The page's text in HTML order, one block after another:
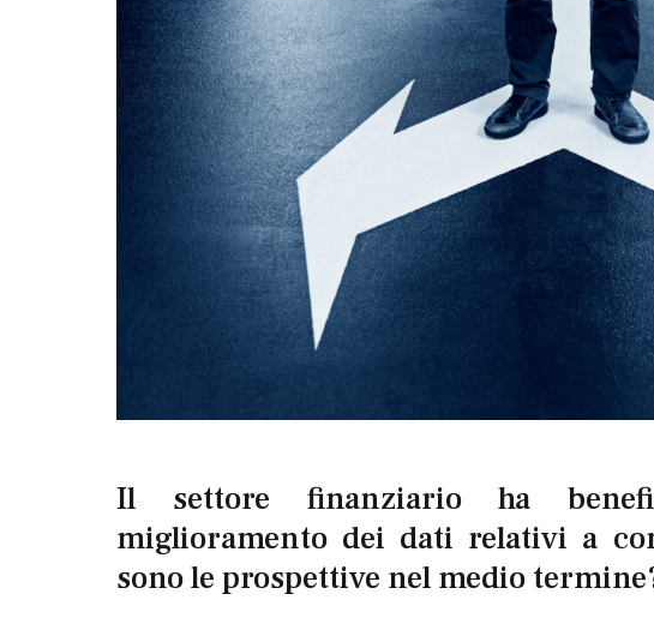
Il settore finanziario ha
miglioramento dei dati relativi a
sono le prospettive nel medio